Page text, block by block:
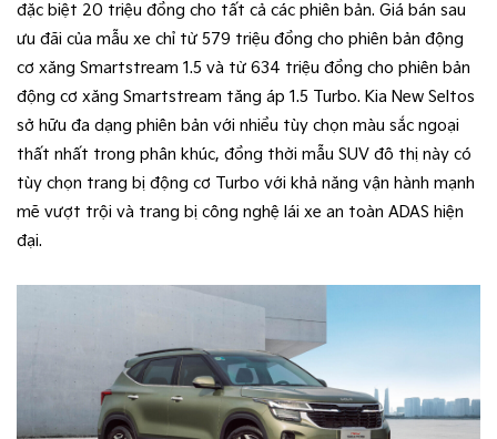
đặc biệt 20 triệu đồng cho tất cả các phiên bản. Giá bán sau
ưu đãi của mẫu xe chỉ từ 579 triệu đồng cho phiên bản động
cơ xăng Smartstream 1.5 và từ 634 triệu đồng cho phiên bản
động cơ xăng Smartstream tăng áp 1.5 Turbo. Kia New Seltos
sở hữu đa dạng phiên bản với nhiều tùy chọn màu sắc ngoại
thất nhất trong phân khúc, đồng thời mẫu SUV đô thị này có
tùy chọn trang bị động cơ Turbo với khả năng vận hành mạnh
mẽ vượt trội và trang bị công nghệ lái xe an toàn ADAS hiện
đại.